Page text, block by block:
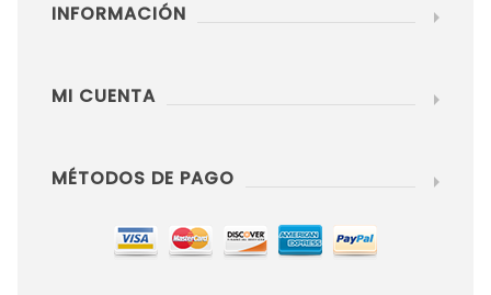
INFORMACIÓN
MI CUENTA
MÉTODOS DE PAGO